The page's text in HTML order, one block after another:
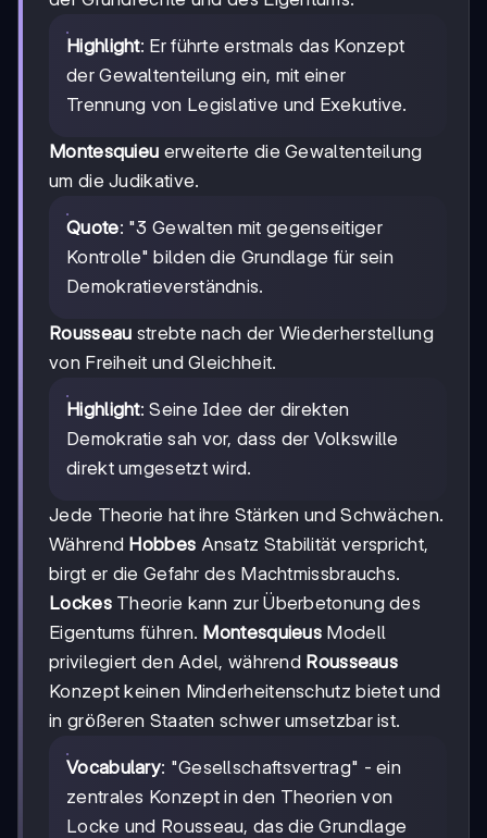
Highlight: Er führte erstmals das Konzept
der Gewaltenteilung ein, mit einer
Trennung von Legislative und Exekutive.
Montesquieu erweiterte die Gewaltenteilung
um die Judikative.
Quote: "3 Gewalten mit gegenseitiger
Kontrolle" bilden die Grundlage für sein
Demokratieverständnis.
Rousseau strebte nach der Wiederherstellung
von Freiheit und Gleichheit.
Highlight: Seine Idee der direkten
Demokratie sah vor, dass der Volkswille
direkt umgesetzt wird.
Jede Theorie hat ihre Stärken und Schwächen.
Während Hobbes Ansatz Stabilität verspricht,
birgt er die Gefahr des Machtmissbrauchs.
LockesTheorie kann zur Überbetonung des
Eigentums führen. Montesquieus Modell
privilegiert den Adel, während Rousseaus
Konzept keinen Minderheitenschutz bietet und
in größeren Staaten schwer umsetzbar ist.
Vocabulary: "Gesellschaftsvertrag" - ein
zentrales Konzept in den Theorien von
Locke und Rousseau, das die Grundlage